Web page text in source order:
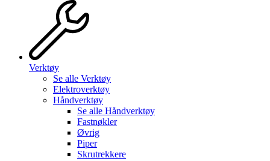
Verktøy
Se alle Verktøy
Elektroverktøy
Håndverktøy
Se alle Håndverktøy
Fastnøkler
Øvrig
Piper
Skrutrekkere